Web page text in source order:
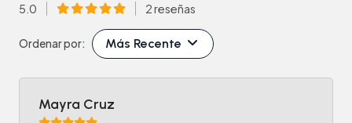
5.0 2 reseñas
Ordenar por: Más Recente
Mayra Cruz